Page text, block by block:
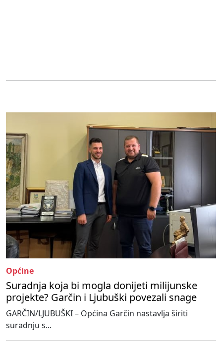
Općine
Suradnja koja bi mogla donijeti milijunske
projekte? Garčin i Ljubuški povezali snage
GARČIN/LJUBUŠKI – Općina Garčin nastavlja širiti
suradnju s...